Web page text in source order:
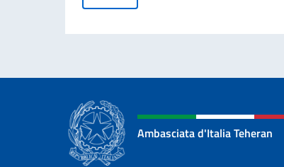
Ambasciata d'Italia Teheran